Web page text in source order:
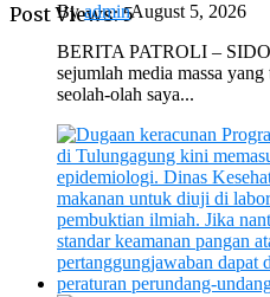
Post Views: 5
ByadminAugust 5, 2026
BERITA PATROLI –
sejumlah media massa
seolah-olah saya...